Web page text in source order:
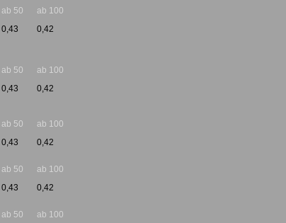
ab 50
0,43
ab 100
0,42
ab 50
0,43
ab 100
0,42
ab 50
0,43
ab 100
0,42
ab 50
0,43
ab 100
0,42
ab 50
ab 100